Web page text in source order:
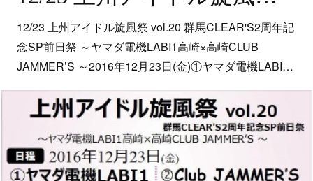
12/23 上州アイドル旋風祭 vol.20 群馬CLEAR'S2周年記
念SP前日祭 ～ヤマダ電機LABI1高崎×高崎CLUB
JAMMER’S ～2016年12月23日(金)①ヤマダ電機LABI…